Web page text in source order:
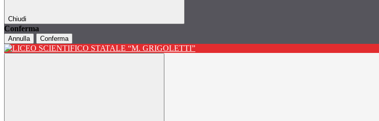
Chiudi
Conferma
Annulla Conferma